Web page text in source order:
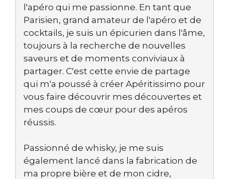
l'apéro qui me passionne. En tant que
Parisien, grand amateur de l'apéro et de
cocktails, je suis un épicurien dans l'âme,
toujours à la recherche de nouvelles
saveurs et de moments conviviaux à
partager. C'est cette envie de partage
qui m'a poussé à créer Apéritissimo pour
vous faire découvrir mes découvertes et
mes coups de cœur pour des apéros
réussis.
Passionné de whisky, je me suis
également lancé dans la fabrication de
ma propre bière et de mon cidre,